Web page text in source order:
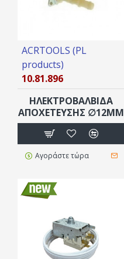
ACRTOOLS (PL
products)
10.81.896
ΗΛΕΚΤΡΟΒΑΛΒΙΔΑ
ΑΠΟΧΕΤΕΥΣΗΣ ∅12MM
Αγοράστε τώρα